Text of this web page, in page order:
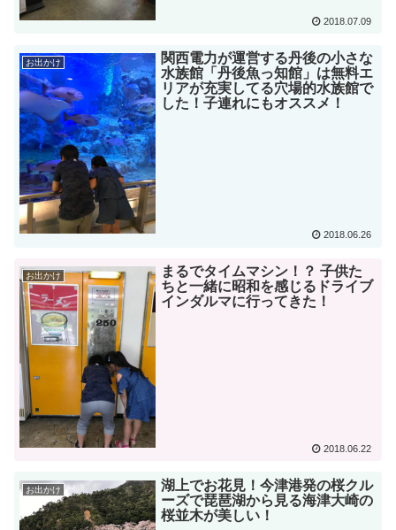
2018.07.09
お出かけ
関西電力が運営する丹後の小さな
水族館「丹後魚っ知館」は無料エ
リアが充実してる穴場的水族館で
した！子連れにもオススメ！
2018.06.26
お出かけ
まるでタイムマシン！？ 子供た
ちと一緒に昭和を感じるドライブ
インダルマに行ってきた！
2018.06.22
お出かけ
湖上でお花見！今津港発の桜クル
ーズで琵琶湖から見る海津大崎の
桜並木が美しい！